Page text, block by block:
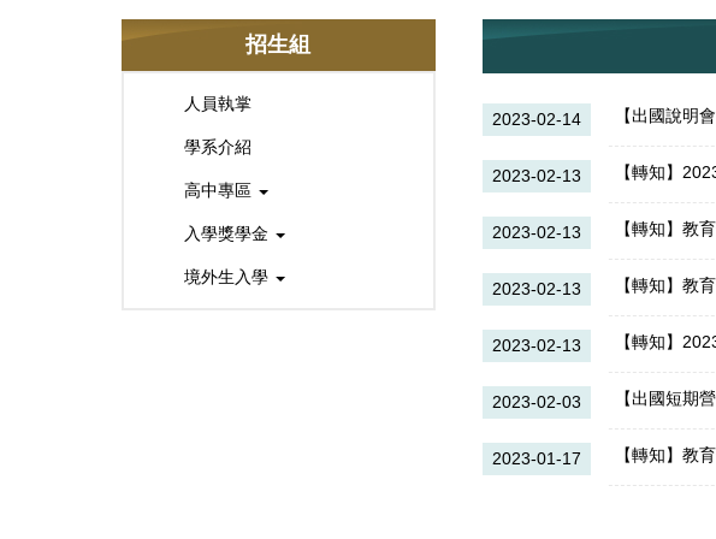
招生組
人員執掌
學系介紹
高中專區
入學獎學金
境外生入學
2023-02-14 【出國說明
2023-02-13 【轉知】
2023-02-13 【轉知】教
2023-02-13 【轉知】教
2023-02-13 【轉知】
2023-02-03
2023-01-17 【轉知】教